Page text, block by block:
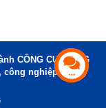
CÔNG CỤ, DỤNG
công nghiệp và xây